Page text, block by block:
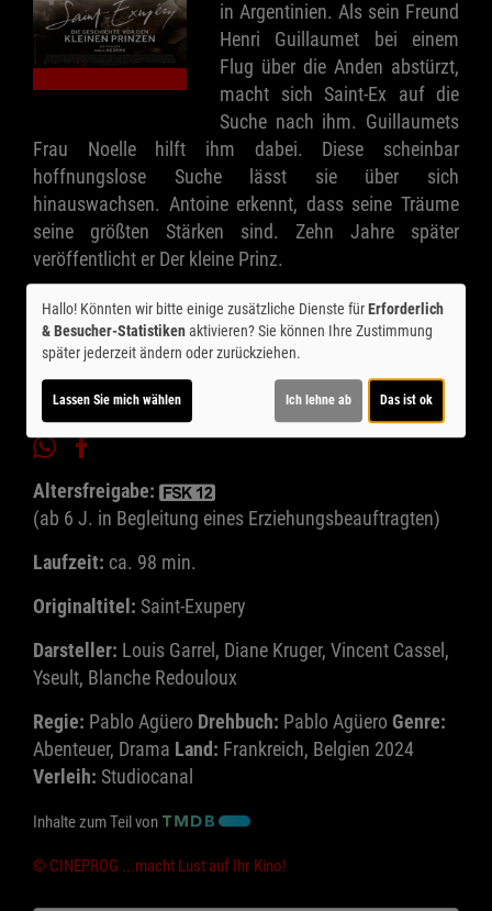
in Argentinien. Als sein Freund
Henri Guillaumet bei einem
Flug über die Anden abstürzt,
macht sich Saint-Ex auf die
Suche nach ihm. Guillaumets
Frau Noelle hilft ihm dabei. Diese scheinbar
hoffnungslose Suche lässt sie über sich
hinauswachsen. Antoine erkennt, dass seine Träume
seine größten Stärken sind. Zehn Jahre später
veröffentlicht er Der kleine Prinz.
Ticket-Alarm
Altersfreigabe:
(ab 6 J. in Begleitung eines Erziehungsbeauftragten)
Laufzeit: ca. 98 min.
Originaltitel: Saint-Exupery
Darsteller: Louis Garrel, Diane Kruger, Vincent Cassel,
Yseult, Blanche Redouloux
Regie: Pablo Agüero Drehbuch: Pablo Agüero Genre:
Abenteuer, Drama Land: Frankreich, Belgien 2024
Verleih: Studiocanal
Inhalte zum Teil von
© CINEPROG ...macht Lust auf Ihr Kino!
Hallo! Könnten wir bitte einige zusätzliche Dienste fürErforderlich
& Besucher-Statistikenaktivieren? Sie können Ihre Zustimmung
später jederzeit ändern oder zurückziehen.
Lassen Sie mich wählen Ich lehne ab Das ist ok